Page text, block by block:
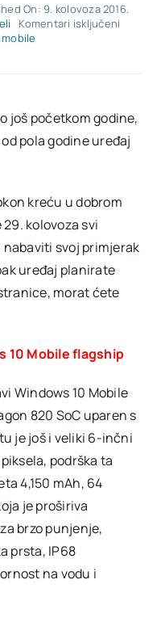
On: 9. kolovoza 2016.
Komentari isključeni
prodaju
krajem
kolovoza
još početkom godine,
pola godine uređaj
kreću u dobrom
kolovoza svi
svoj primjerak
uređaj planirate
morat ćete
10 Mobile flagship
Windows 10 Mobile
820 SoC uparen s
je još i veliki 6-inčni
podrška ta
4,150 mAh, 64
je proširiva
brzo punjenje,
prsta, IP68
na vodu i